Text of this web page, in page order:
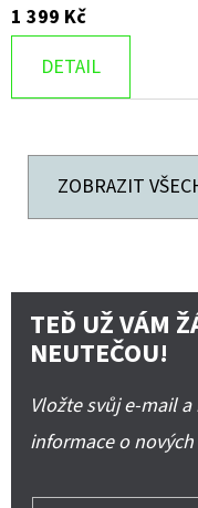
1 399 Kč
DETAIL
ZOBRAZIT
TEĎ UŽ VÁM
NEUTEČOU!
Vložte svůj e-mail
informace o